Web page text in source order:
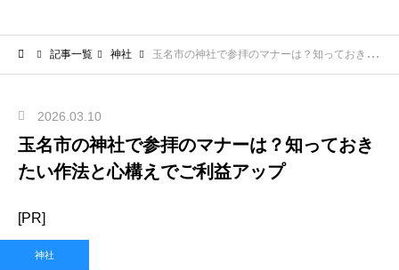
記事一覧 神社 玉名市の神社で参拝のマナーは？知っておきたい作法と心構えでご利益アップ
2026.03.10
玉名市の神社で参拝のマナーは？知っておき
たい作法と心構えでご利益アップ
[PR]
神社